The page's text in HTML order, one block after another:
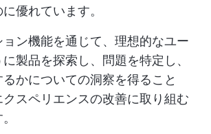
優れています。
ン機能を通じて、理想的なユー
製品を探索し、問題を特定し、
かについての洞察を得ること
スペリエンスの改善に取り組む